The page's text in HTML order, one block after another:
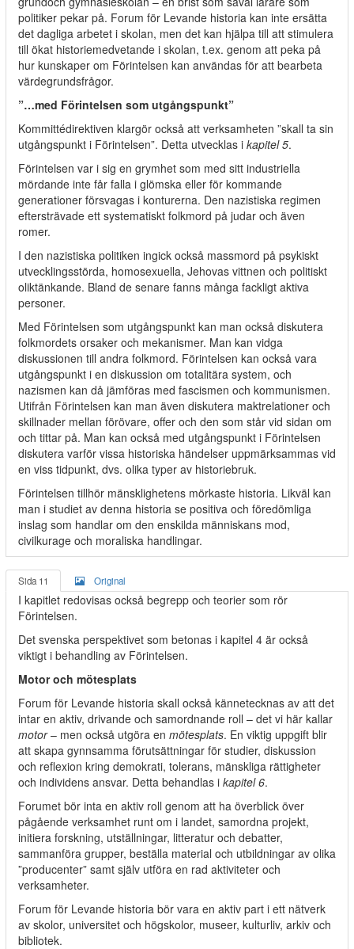
politiker pekar på. Forum för Levande historia kan inte ersätta
det dagliga arbetet i skolan, men det kan hjälpa till att stimulera
till ökat historiemedvetande i skolan, t.ex. genom att peka på
hur kunskaper om Förintelsen kan användas för att bearbeta
värdegrundsfrågor.
”…med Förintelsen som utgångspunkt”
Kommittédirektiven klargör också att verksamheten ”skall ta sin
utgångspunkt i Förintelsen”. Detta utvecklas i kapitel 5.
Förintelsen var i sig en grymhet som med sitt industriella
mördande inte får falla i glömska eller för kommande
generationer försvagas i konturerna. Den nazistiska regimen
eftersträvade ett systematiskt folkmord på judar och även
romer.
I den nazistiska politiken ingick också massmord på psykiskt
utvecklingsstörda, homosexuella, Jehovas vittnen och politiskt
oliktänkande. Bland de senare fanns många fackligt aktiva
personer.
Med Förintelsen som utgångspunkt kan man också diskutera
folkmordets orsaker och mekanismer. Man kan vidga
diskussionen till andra folkmord. Förintelsen kan också vara
utgångspunkt i en diskussion om totalitära system, och
nazismen kan då jämföras med fascismen och kommunismen.
Utifrån Förintelsen kan man även diskutera maktrelationer och
skillnader mellan förövare, offer och den som står vid sidan om
och tittar på. Man kan också med utgångspunkt i Förintelsen
diskutera varför vissa historiska händelser uppmärksammas vid
en viss tidpunkt, dvs. olika typer av historiebruk.
Förintelsen tillhör mänsklighetens mörkaste historia. Likväl kan
man i studiet av denna historia se positiva och föredömliga
inslag som handlar om den enskilda människans mod,
civilkurage och moraliska handlingar.
Sida 11 Original
I kapitlet redovisas också begrepp och teorier som rör
Förintelsen.
Det svenska perspektivet som betonas i kapitel 4 är också
viktigt i behandling av Förintelsen.
Motor och mötesplats
Forum för Levande historia skall också kännetecknas av att det
intar en aktiv, drivande och samordnande roll – det vi här kallar
motor– men också utgöra en mötesplats. En viktig uppgift blir
att skapa gynnsamma förutsättningar för studier, diskussion
och reflexion kring demokrati, tolerans, mänskliga rättigheter
och individens ansvar. Detta behandlas i kapitel 6.
Forumet bör inta en aktiv roll genom att ha överblick över
pågående verksamhet runt om i landet, samordna projekt,
initiera forskning, utställningar, litteratur och debatter,
sammanföra grupper, beställa material och utbildningar av olika
”producenter” samt själv utföra en rad aktiviteter och
verksamheter.
Forum för Levande historia bör vara en aktiv part i ett nätverk
av skolor, universitet och högskolor, museer, kulturliv, arkiv och
bibliotek.